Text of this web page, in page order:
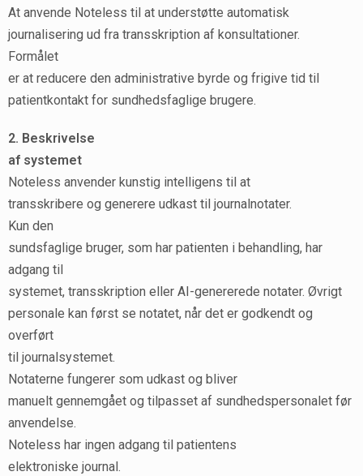
At anvende Noteless til at understøtte automatisk
journalisering ud fra transskription af konsultationer.
Formålet
er at reducere den administrative byrde og frigive tid til
patientkontakt for sundhedsfaglige brugere.
2. Beskrivelse
af systemet
Noteless anvender kunstig intelligens til at
transskribere og generere udkast til journalnotater.
Kun den
sundsfaglige bruger, som har patienten i behandling, har
adgang til
systemet, transskription eller AI-genererede notater. Øvrigt
personale kan først se notatet, når det er godkendt og
overført
til journalsystemet.
Notaterne fungerer som udkast og bliver
manuelt gennemgået og tilpasset af sundhedspersonalet før
anvendelse.
Noteless har ingen adgang til patientens
elektroniske journal.